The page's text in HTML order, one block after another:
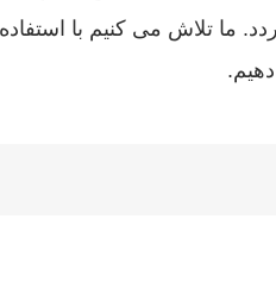
ما تلاش می‌ کنیم با